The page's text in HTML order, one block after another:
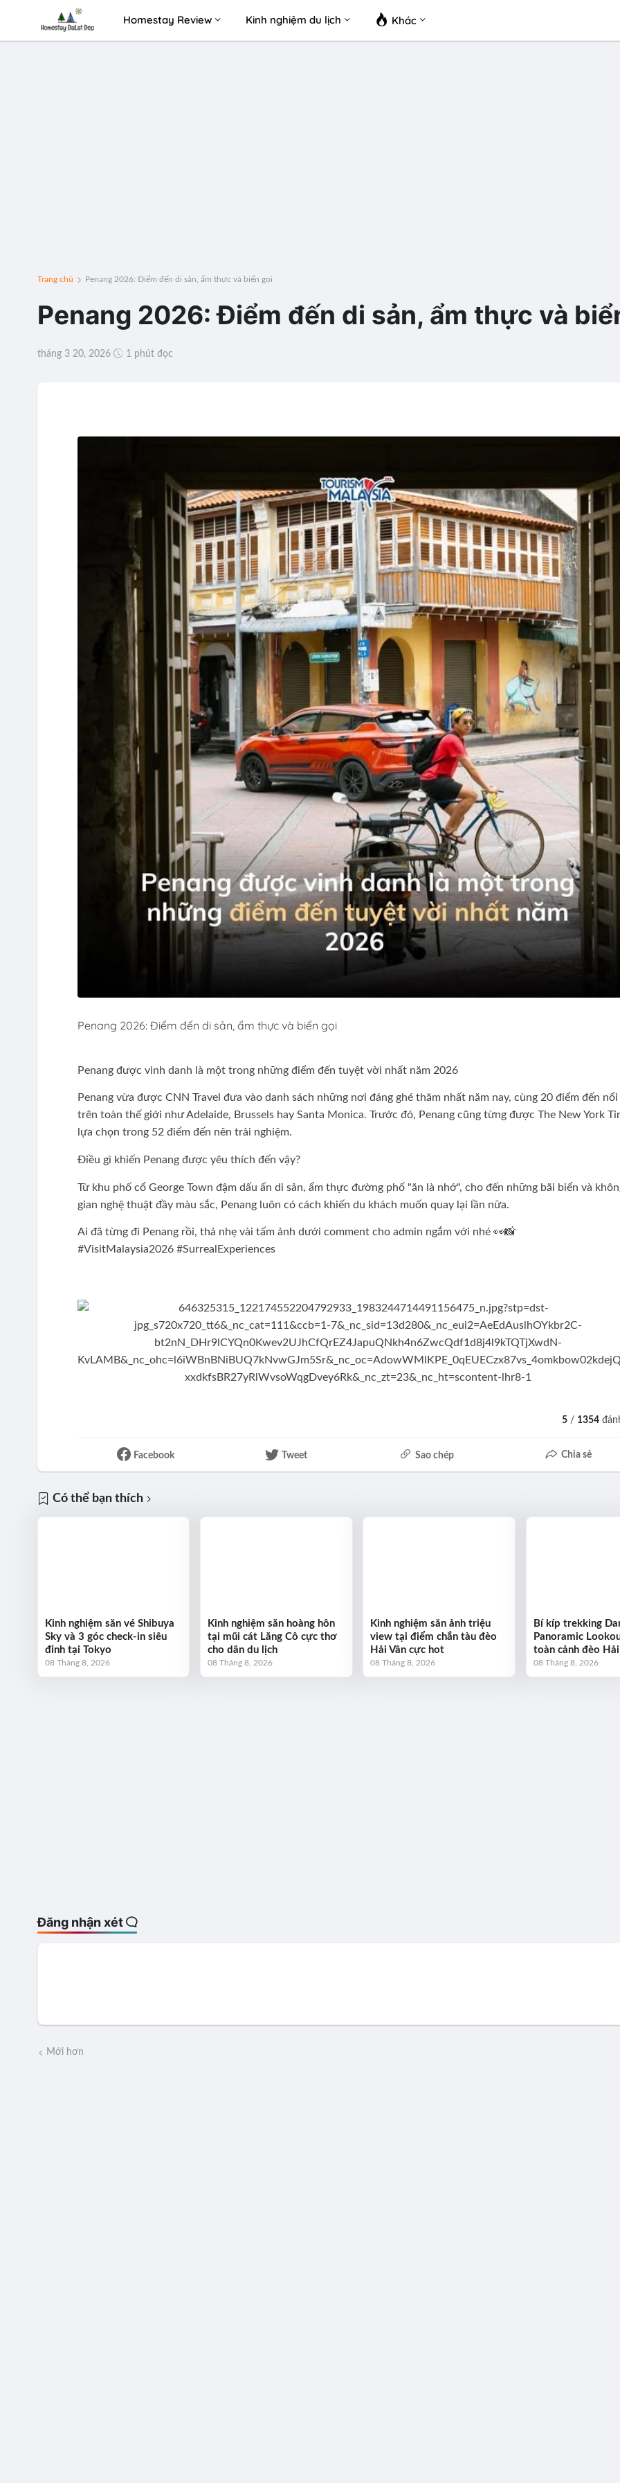
Homestay Review Kinh nghiệm du lịch Khác
Trang chủ Penang 2026: Điểm đến di sản, ẩm thực và biển gọi
Penang 2026: Điểm đến di sản, ẩm thực và
tháng 3 20, 2026 1 phút đọc
Penang 2026: Điểm đến di sản, ẩm thực và biển gọi
Penang được vinh danh là một trong những điểm đến tuyệt vời nhất năm 2026
Penang vừa được CNN Travel đưa vào danh sách những nơi đáng ghé thăm nhất năm nay, cùng 20 điểm đến
trên toàn thế giới như Adelaide, Brussels hay Santa Monica. Trước đó, Penang cũng từng được The New York
lựa chọn trong 52 điểm đến nên trải nghiệm.
Điều gì khiến Penang được yêu thích đến vậy?
Từ khu phố cổ George Town đậm dấu ấn di sản, ẩm thực đường phố "ăn là nhớ", cho đến những bãi biển và
gian nghệ thuật đầy màu sắc, Penang luôn có cách khiến du khách muốn quay lại lần nữa.
Ai đã từng đi Penang rồi, thả nhẹ vài tấm ảnh dưới comment cho admin ngắm với nhé 👀📸
#VisitMalaysia2026 #SurrealExperiences
5 / 1354
Facebook Tweet Sao chép Chia sẻ
Có thể bạn thích
Kinh nghiệm săn vé Shibuya
Sky và 3 góc check-in siêu
đỉnh tại Tokyo
08 Tháng 8, 2026
Kinh nghiệm săn hoàng hôn
tại mũi cát Lăng Cô cực thơ
cho dân du lịch
08 Tháng 8, 2026
Kinh nghiệm săn ảnh triệu
view tại điểm chắn tàu đèo
Hải Vân cực hot
08 Tháng 8, 2026
Bí kíp trekking
Panoramic
toàn cảnh đèo Hải
08 Tháng 8, 2026
Đăng nhận xét
Mới hơn